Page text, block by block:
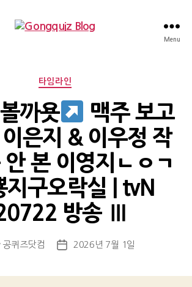
Menu
Categories
타임라인
까욧
맥주 보고
은지 & 이우정 작
본 이영지ㄴㅇㄱ
지구오락실 | tvN
방송 Ⅲ
공퀴즈닷컴
Post2026년 7월 1일